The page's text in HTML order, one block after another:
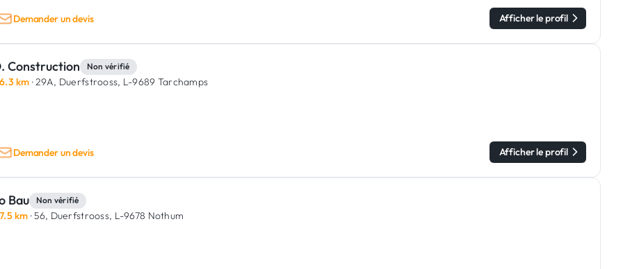
Demander un devis Afficher le profil
Construction Non vérifié
6.3 km · 29A, Duerfstrooss, L-9689 Tarchamps
Demander un devis Afficher le profil
Bau Non vérifié
7.5 km · 56, Duerfstrooss, L-9678 Nothum